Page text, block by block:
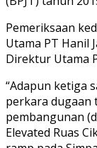
Pemeriksaan
Utama PT Hanil
Direktur Utama
“Adapun ketiga
perkara dugaan
pembangunan
Elevated Ruas